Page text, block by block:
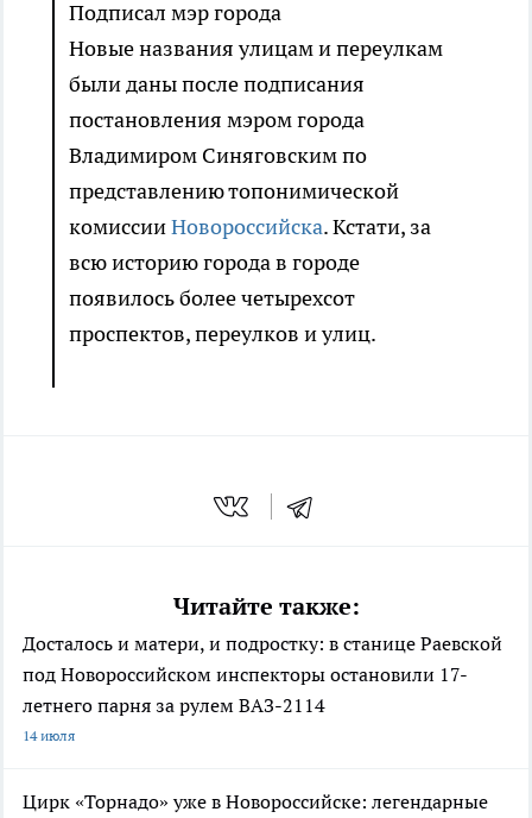
Подписал мэр города
Новые названия улицам и переулкам
были даны после подписания
постановления мэром города
Владимиром Синяговским по
представлению топонимической
комиссииНовороссийска. Кстати, за
всю историю города в городе
появилось более четырехсот
проспектов, переулков и улиц.
Читайте также:
Досталось и матери, и подростку: в станице Раевской
под Новороссийском инспекторы остановили 17-
летнего парня за рулем ВАЗ-2114
14 июля
Цирк «Торнадо» уже в Новороссийске: легендарные